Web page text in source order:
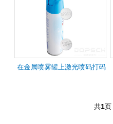
在金属喷雾罐上激光喷码打码
共1页